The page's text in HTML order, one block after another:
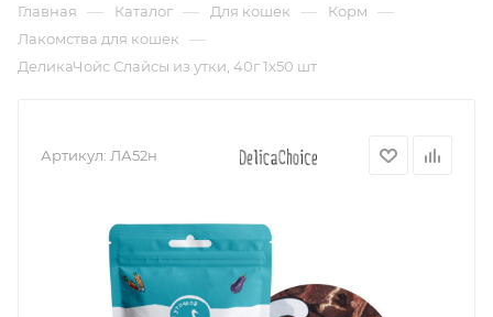
Главная — Каталог — Для кошек — Корм —
Лакомства для кошек —
ДеликаЧойс Слайсы из утки, 40г 1х50 шт
Артикул: ЛА52н